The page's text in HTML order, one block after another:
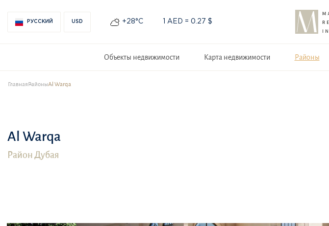
РУССКИЙ USD +28°С 1 AED = 0.27 $
Объекты недвижимости Карта недвижимости Районы
ГлавнаяРайоныAl Warqa
Al Warqa
Район Дубая